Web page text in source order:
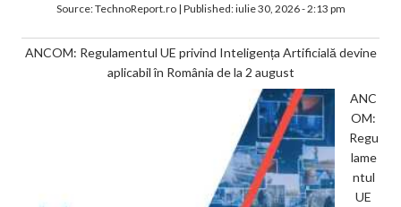
Source:TechnoReport.ro| Published:iulie 30, 2026 - 2:13 pm
ANCOM: Regulamentul UE privind Inteligența Artificială devine
aplicabil în România de la 2 august
ANC
OM:
Regu
lame
ntul
UE